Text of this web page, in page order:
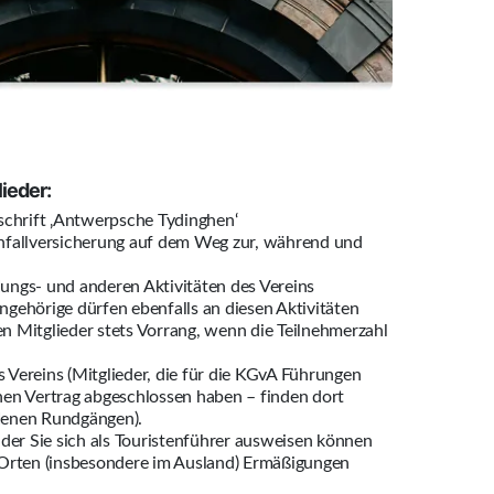
‚Antwerpsche Tydinghen‘
auf dem Weg zur, während und
und anderen Aktivitäten des Vereins
dürfen ebenfalls an diesen Aktivitäten
Mitglieder stets Vorrang, wenn die Teilnehmerzahl
Vereins (Mitglieder, die für die KGvA Führungen
Vertrag abgeschlossen haben – finden dort
Rundgängen).
Sie sich als Touristenführer ausweisen können
(insbesondere im Ausland) Ermäßigungen